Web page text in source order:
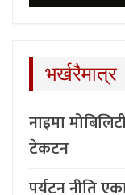
भर्खरैमात्र
नाइमा
टेकटन
पर्यटन नीति